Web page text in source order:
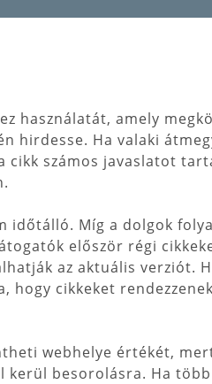
használatát, amely
hirdesse. Ha valaki
cikk számos javaslatot
időtálló. Míg a dolgok
először régi
az aktuális verziót.
hogy cikkeket
webhelye értékét,
kerül besorolásra. Ha